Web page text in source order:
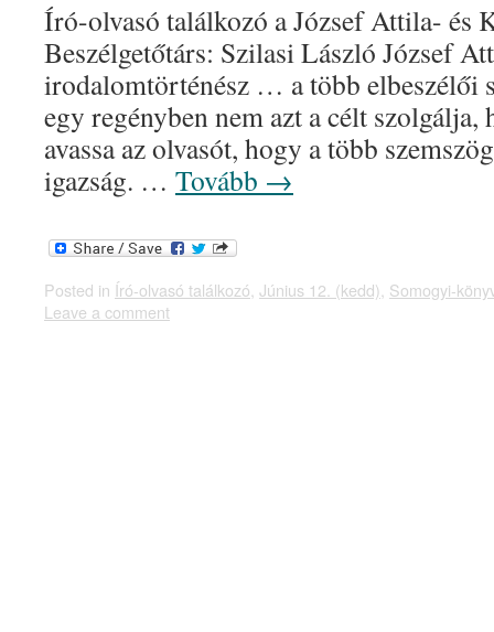
Író-olvasó találkozó a József Attila- és
Beszélgetőtárs: Szilasi László József
irodalomtörténész … a több elbeszélői
egy regényben nem azt a célt
avassa az olvasót, hogy a több
igazság. … Tovább →
Posted in Író-olvasó találkozó Június 12. (kedd) Somogyi-
Leave a comment